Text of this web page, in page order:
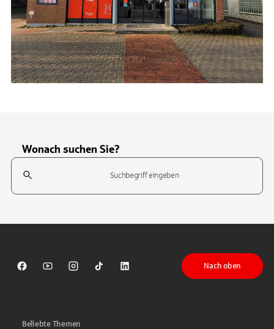
Wonach suchen Sie?
Suchfeld
Sparkasse auf Facebook
Sparkasse auf Youtube
Sparkasse auf Instagram
Sparkasse auf TikTok
Sparkasse auf LinkedIn
Nach oben
Beliebte Themen